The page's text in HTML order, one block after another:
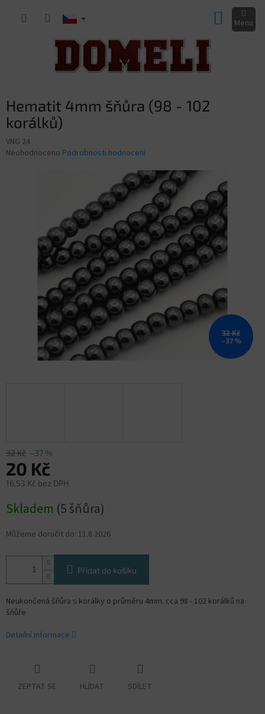
KOŠÍK
Hematit 4mm šňůra (98 - 102
korálků)
VNG 24
Průměrné
Neohodnoceno Podrobnosti hodnocení
32 Kč
–37 %
32 Kč –37 %
20 Kč
16,53 Kč bez DPH
cena:
Skladem (5 šňůra)
Můžeme doručit do: 11.8.2026
Přidat do košíku
Neukončená šňůra s korálky o průměru 4mm. cca 98 - 102 korálků na
šňůře
Detailní informace
ZEPTAT SE HLÍDAT SDÍLET